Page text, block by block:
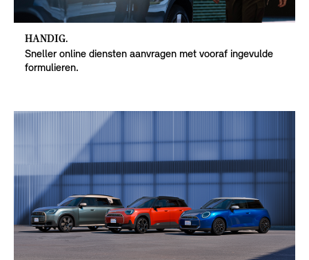
HANDIG.
Sneller online diensten aanvragen met vooraf ingevulde
formulieren.